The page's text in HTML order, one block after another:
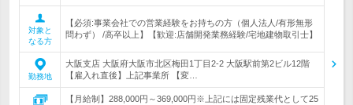
対象と
なる方
【必須:事業会社での営業経験をお持ちの方（個人法人/有形無形
問わず） /高卒以上】【歓迎:店舗開発業務経験/宅地建物取引士】
勤務地
大阪支店 大阪府大阪市北区梅田1丁目2-2 大阪駅前第2ビル12階
【雇入れ直後】上記事業所 【変…
【月給制】288,000円～369,000円※上記には固定残業代として25